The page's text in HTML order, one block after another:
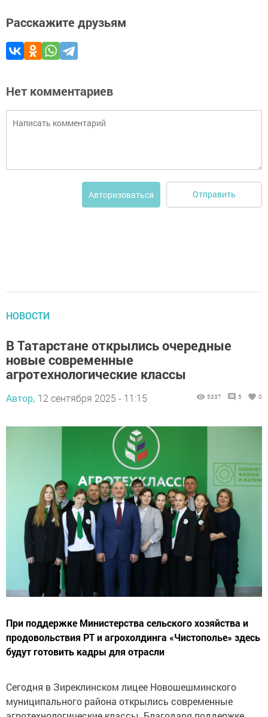
Расскажите друзьям
Нет комментариев
Авторизоваться Отправить
НОВОСТИ
В Татарстане открылись очередные
новые современные
агротехнологические классы
Автор, 12 сентября 2025 - 11:15 5337 5 0
При поддержке Министерства сельского хозяйства и
продовольствия РТ и агрохолдинга «Чистополье» здесь
будут готовить кадры для отрасли
Сегодня в Зиреклинском лицее Новошешминского
муниципального района открылись современные